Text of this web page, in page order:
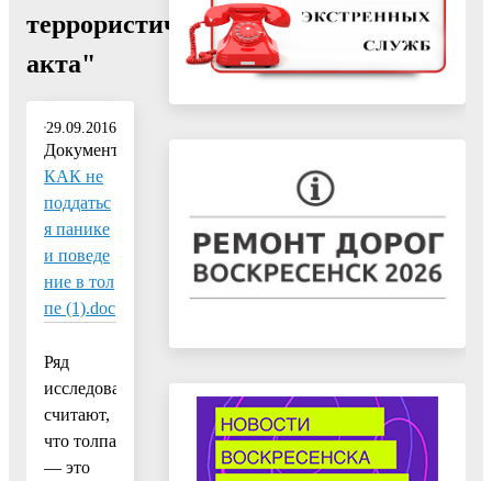
террористического
акта"
29.09.2016
Документ:
КАК не
поддатьс
я панике
и поведе
ние в тол
пе (1).doc
Ряд
исследователей
считают,
что толпа
— это